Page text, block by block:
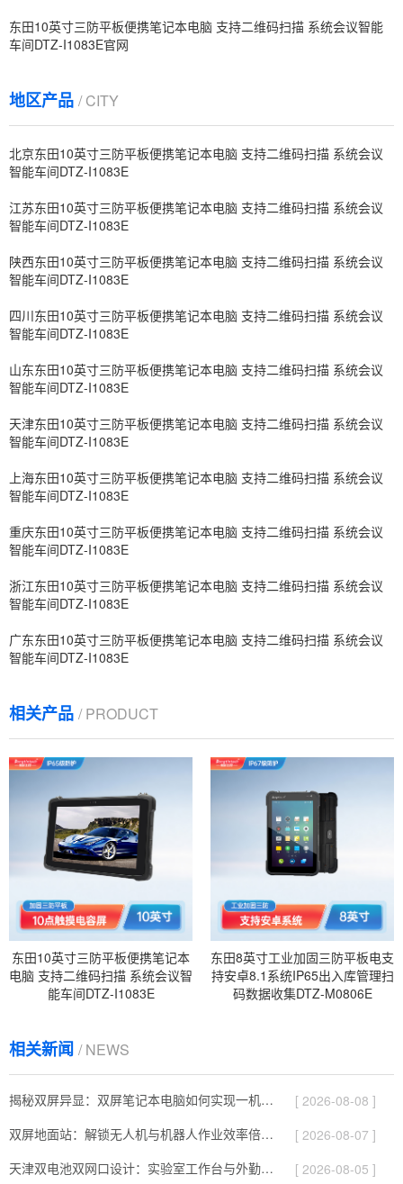
东田10英寸三防平板便携笔记本电脑 支持二维码扫描 系统会议智能
车间DTZ-I1083E官网
地区产品 / CITY
北京东田10英寸三防平板便携笔记本电脑 支持二维码扫描 系统会议
智能车间DTZ-I1083E
江苏东田10英寸三防平板便携笔记本电脑 支持二维码扫描 系统会议
智能车间DTZ-I1083E
陕西东田10英寸三防平板便携笔记本电脑 支持二维码扫描 系统会议
智能车间DTZ-I1083E
四川东田10英寸三防平板便携笔记本电脑 支持二维码扫描 系统会议
智能车间DTZ-I1083E
山东东田10英寸三防平板便携笔记本电脑 支持二维码扫描 系统会议
智能车间DTZ-I1083E
天津东田10英寸三防平板便携笔记本电脑 支持二维码扫描 系统会议
智能车间DTZ-I1083E
上海东田10英寸三防平板便携笔记本电脑 支持二维码扫描 系统会议
智能车间DTZ-I1083E
重庆东田10英寸三防平板便携笔记本电脑 支持二维码扫描 系统会议
智能车间DTZ-I1083E
浙江东田10英寸三防平板便携笔记本电脑 支持二维码扫描 系统会议
智能车间DTZ-I1083E
广东东田10英寸三防平板便携笔记本电脑 支持二维码扫描 系统会议
智能车间DTZ-I1083E
相关产品 / PRODUCT
东田10英寸三防平板便携笔记本
电脑 支持二维码扫描 系统会议智
能车间DTZ-I1083E
东田8英寸工业加固三防平板电支
持安卓8.1系统IP65出入库管理扫
码数据收集DTZ-M0806E
相关新闻 / NEWS
揭秘双屏异显：双屏笔记本电脑如何实现一机两用高效协同？
[ 2026-08-08 ]
双屏地面站：解锁无人机与机器人作业效率倍增的关键密码
[ 2026-08-07 ]
天津双电池双网口设计：实验室工作台与外勤现场两用加固笔记本机型
[ 2026-08-05 ]